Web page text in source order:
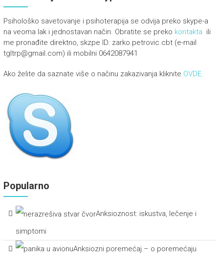
Psihološko savetovanje i psihoterapija se odvija preko skype-a
na veoma lak i jednostavan način. Obratite se preko kontakta ili
me pronađite direktno, skzpe ID: zarko.petrovic.cbt (e-mail
tgltrp@gmail.com) ili mobilni 0642087941
Ako želite da saznate više o načinu zakazivanja kliknite OVDE.
Popularno
Anksioznost: iskustva, lečenje i
simptomi
Anksiozni poremećaj – o poremećaju